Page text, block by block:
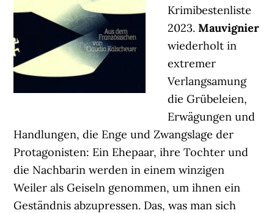
Krimibestenliste
2023. Mauvignier
wiederholt in
extremer
Verlangsamung
die Grübeleien,
Erwägungen und
Handlungen, die Enge und Zwangslage der
Protagonisten: Ein Ehepaar, ihre Tochter und
die Nachbarin werden in einem winzigen
Weiler als Geiseln genommen, um ihnen ein
Geständnis abzupressen. Das, was man sich